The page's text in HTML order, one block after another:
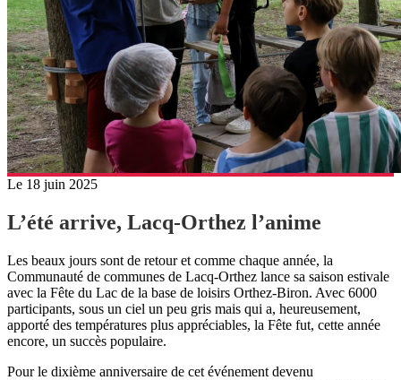
Le 18 juin 2025
L’été arrive, Lacq-Orthez l’anime
Les beaux jours sont de retour et comme chaque année, la
Communauté de communes de Lacq-Orthez lance sa saison estivale
avec la Fête du Lac de la base de loisirs Orthez-Biron. Avec 6000
participants, sous un ciel un peu gris mais qui a, heureusement,
apporté des températures plus appréciables, la Fête fut, cette année
encore, un succès populaire.
Pour le dixième anniversaire de cet événement devenu